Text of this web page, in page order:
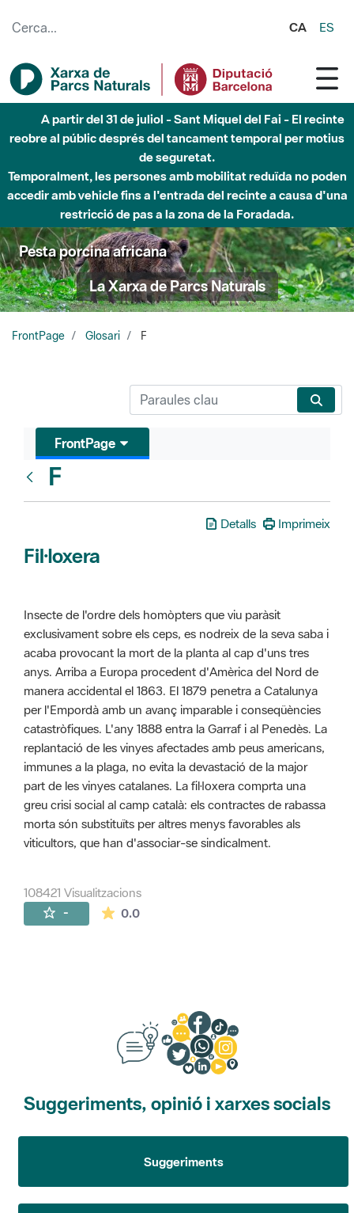
CA ES
A partir del 31 de juliol - Sant Miquel del Fai - El recinte
reobre al públic després del tancament temporal per motius
de seguretat.
Temporalment, les persones amb mobilitat reduïda no poden
accedir amb vehicle fins a l'entrada del recinte a causa d'una
restricció de pas a la zona de la Foradada.
Pesta porcina africana
La Xarxa de Parcs Naturals
FrontPage Glosari F
FrontPage
F
Detalls Imprimeix
Fil·loxera
Insecte de l'ordre dels homòpters que viu paràsit
exclusivament sobre els ceps, es nodreix de la seva saba i
acaba provocant la mort de la planta al cap d'uns tres
anys. Arriba a Europa procedent d'Amèrica del Nord de
manera accidental el 1863. El 1879 penetra a Catalunya
per l'Empordà amb un avanç imparable i conseqüències
catastròfiques. L'any 1888 entra la Garraf i al Penedès. La
replantació de les vinyes afectades amb peus americans,
immunes a la plaga, no evita la devastació de la major
part de les vinyes catalanes. La fil·loxera comprta una
greu crisi social al camp català: els contractes de rabassa
morta són substituïts per altres menys favorables als
viticultors, que han d'associar-se sindicalment.
108421 Visualitzacions
- 0.0La mitjana de les valoracions és de 0
Suggeriments, opinió i xarxes socials
Suggeriments